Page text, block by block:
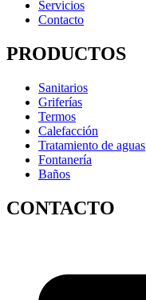
Servicios
Contacto
PRODUCTOS
Sanitarios
Griferías
Termos
Calefacción
Tratamiento de aguas
Fontanería
Baños
CONTACTO